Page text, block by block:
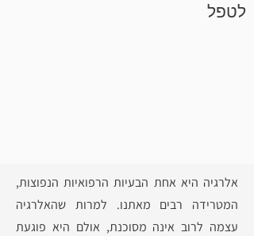
לטפל
אלרגיה היא אחת הבעיות הרפואיות הנפוצות,
המטרידה רבים מאתנו. למרות שהאלרגיה
עצמה לרוב אינה מסוכנת, אולם היא פוגעת